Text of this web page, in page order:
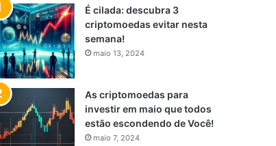
É cilada: descubra 3
criptomoedas evitar nesta
semana!
maio 13, 2024
As criptomoedas para
investir em maio que todos
estão escondendo de Você!
maio 7, 2024